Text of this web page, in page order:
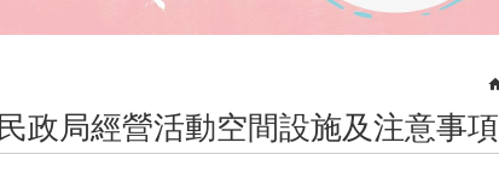
民政局經營活動空間設施及注意事項